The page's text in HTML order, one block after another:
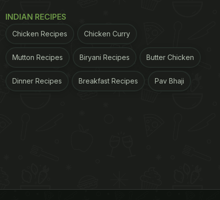
INDIAN RECIPES
Chicken Recipes Chicken Curry
Mutton Recipes Biryani Recipes Butter Chicken
Dinner Recipes Breakfast Recipes Pav Bhaji